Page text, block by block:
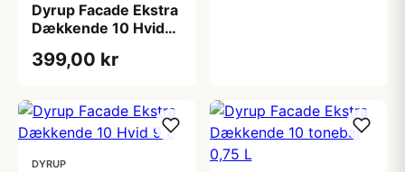
Dyrup Facade Ekstra
Dækkende 10 Hvid
399,00 kr
DYRUP